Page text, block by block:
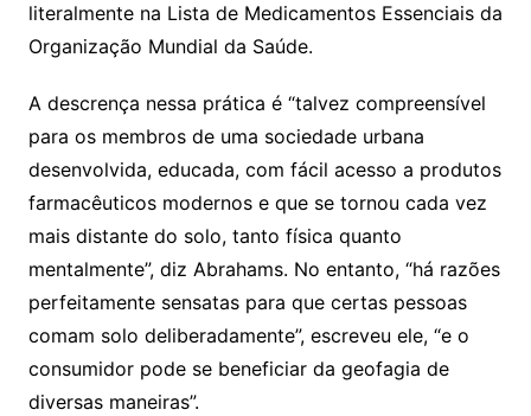
literalmente na Lista de Medicamentos Essenciais da
Organização Mundial da Saúde.
A descrença nessa prática é “talvez compreensível
para os membros de uma sociedade urbana
desenvolvida, educada, com fácil acesso a produtos
farmacêuticos modernos e que se tornou cada vez
mais distante do solo, tanto física quanto
mentalmente”, diz Abrahams. No entanto, “há razões
perfeitamente sensatas para que certas pessoas
comam solo deliberadamente”, escreveu ele, “e o
consumidor pode se beneficiar da geofagia de
diversas maneiras”.